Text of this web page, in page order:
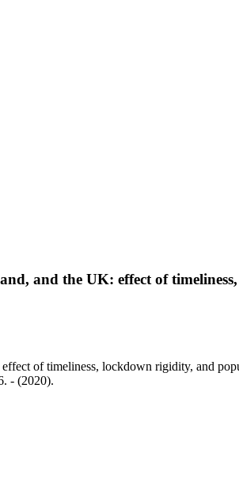
and the UK: effect of
of timeliness, lockdown rigidity, and
- (2020).